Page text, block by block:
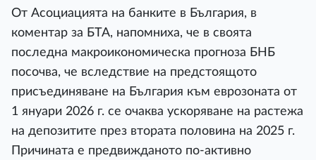
От Асоциацията на банките в България, в
коментар за БТА, напомниха, че в своята
последна макроикономическа прогноза БНБ
посочва, че вследствие на предстоящото
присъединяване на България към еврозоната от
1 януари 2026 г. се очаква ускоряване на растежа
на депозитите през втората половина на 2025 г.
Причината е предвижданото по-активно